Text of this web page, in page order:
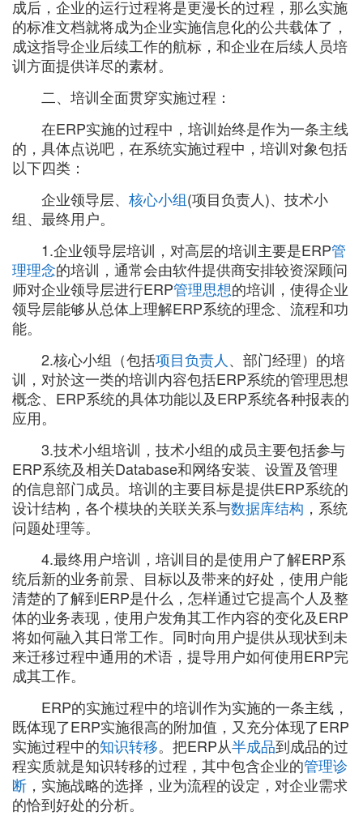
成后，企业的运行过程将是更漫长的过程，那么实施
的标准文档就将成为企业实施信息化的公共载体了，
成这指导企业后续工作的航标，和企业在后续人员培
训方面提供详尽的素材。
二、培训全面贯穿实施过程：
在ERP实施的过程中，培训始终是作为一条主线
的，具体点说吧，在系统实施过程中，培训对象包括
以下四类：
企业领导层、 核心小组(项目负责人)、技术小
组、最终用户。
1.企业领导层培训，对高层的培训主要是ERP管
理理念的培训，通常会由软件提供商安排较资深顾问
师对企业领导层进行ERP管理思想的培训，使得企业
领导层能够从总体上理解ERP系统的理念、流程和功
能。
2.核心小组（包括项目负责人 、部门经理）的培
训，对於这一类的培训内容包括ERP系统的管理思想
概念、ERP系统的具体功能以及ERP系统各种报表的
应用。
3.技术小组培训，技术小组的成员主要包括参与
ERP系统及相关Database和网络安装、设置及管理
的信息部门成员。培训的主要目标是提供ERP系统的
设计结构，各个模块的关联关系与数据库结构 ，系统
问题处理等。
4.最终用户培训，培训目的是使用户了解ERP系
统后新的业务前景、目标以及带来的好处，使用户能
清楚的了解到ERP是什么，怎样通过它提高个人及整
体的业务表现，使用户发角其工作内容的变化及ERP
将如何融入其日常工作。同时向用户提供从现状到未
来迁移过程中通用的术语，提导用户如何使用ERP完
成其工作。
ERP的实施过程中的培训作为实施的一条主线，
既体现了ERP实施很高的附加值，又充分体现了ERP
实施过程中的知识转移。把ERP从半成品到成品的过
程实质就是知识转移的过程，其中包含企业的管理诊
断 ，实施战略的选择，业为流程的设定，对企业需求
的恰到好处的分析。